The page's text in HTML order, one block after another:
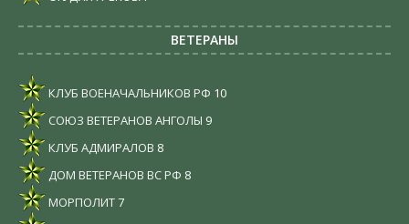
ВЕТЕРАНЫ
КЛУБ ВОЕНАЧАЛЬНИКОВ РФ 10
СОЮЗ ВЕТЕРАНОВ АНГОЛЫ 9
КЛУБ АДМИРАЛОВ 8
ДОМ ВЕТЕРАНОВ ВС РФ 8
МОРПОЛИТ7